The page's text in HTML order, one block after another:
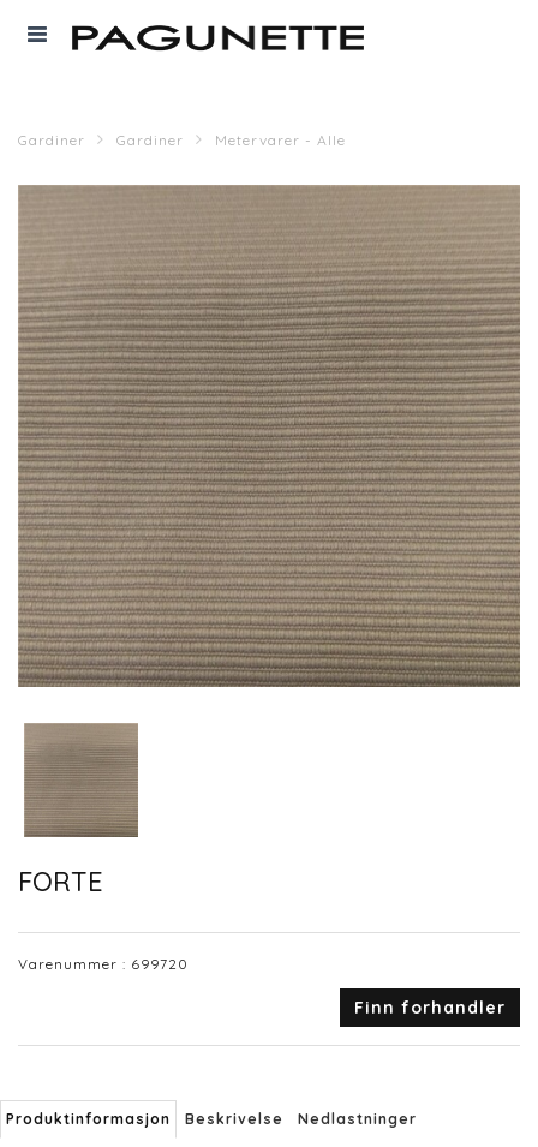
Gardiner Gardiner Metervarer - Alle
FORTE
Varenummer : 699720
Finn forhandler
Produktinformasjon Beskrivelse Nedlastninger